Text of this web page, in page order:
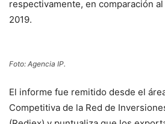
respectivamente, en comparación
2019.
Foto: Agencia IP.
El informe fue remitido desde el
Competitiva de la Red de